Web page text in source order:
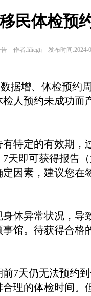
民体检预
告 作者:lilicgtj 发布时间:2024-
增、体检预约
人预约未成功而
特定的有效期，
天即可获得报告
因素，建议您在
体异常状况，导
馆。待获得合格
7天仍无法预约
理的体检时间。